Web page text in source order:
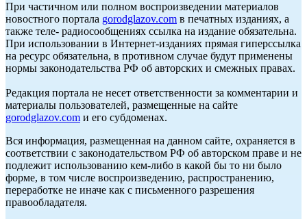
При частичном или полном воспроизведении материалов
новостного портала gorodglazov.com в печатных изданиях, а
также теле- радиосообщениях ссылка на издание обязательна.
При использовании в Интернет-изданиях прямая гиперссылка
на ресурс обязательна, в противном случае будут применены
нормы законодательства РФ об авторских и смежных правах.
Редакция портала не несет ответственности за комментарии и
материалы пользователей, размещенные на сайте
gorodglazov.com и его субдоменах.
Вся информация, размещенная на данном сайте, охраняется в
соответствии с законодательством РФ об авторском праве и не
подлежит использованию кем-либо в какой бы то ни было
форме, в том числе воспроизведению, распространению,
переработке не иначе как с письменного разрешения
правообладателя.